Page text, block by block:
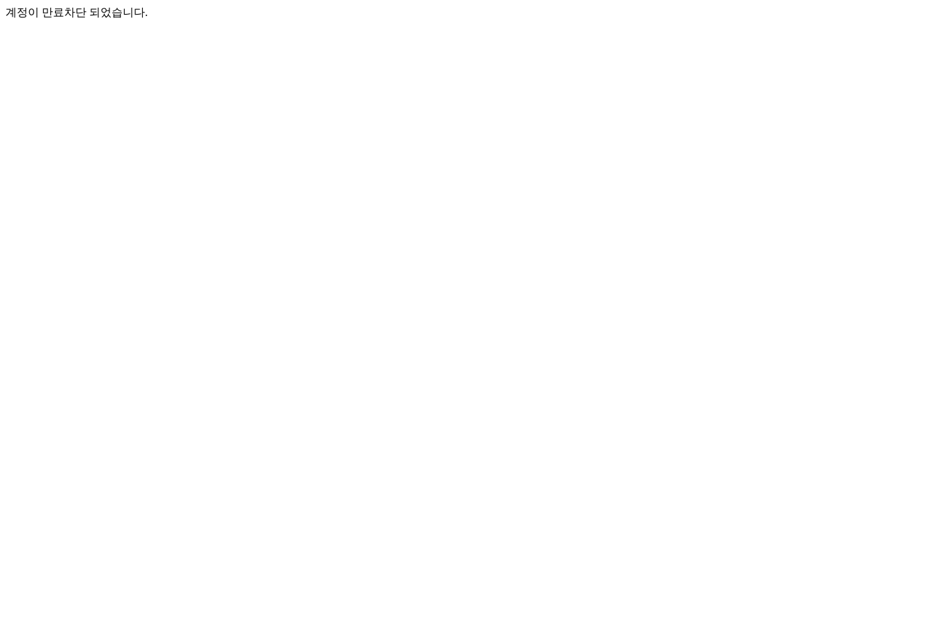
계정이 만료차단 되었습니다.